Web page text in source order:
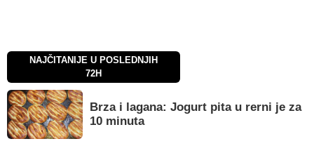
NAJČITANIJE U POSLEDNJIH
72H
Brza i lagana: Jogurt pita u rerni je za
10 minuta